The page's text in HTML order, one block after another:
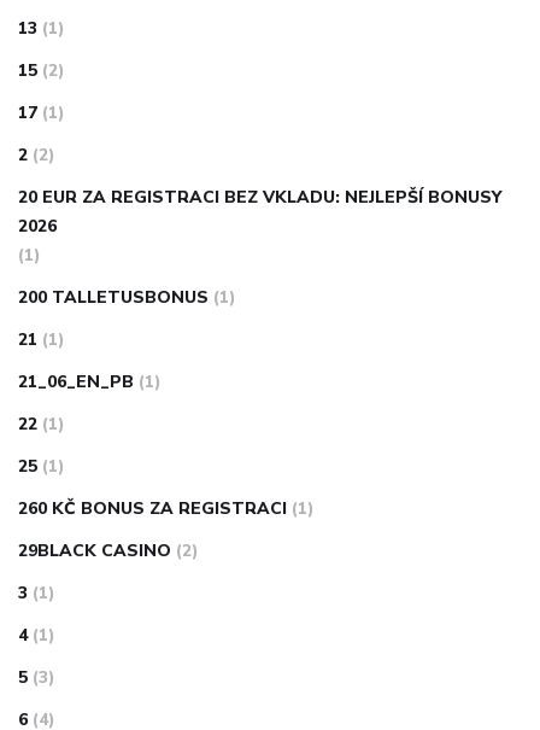
13 (1)
15 (2)
17 (1)
2 (2)
20 EUR ZA REGISTRACI BEZ VKLADU: NEJLEPŠÍ BONUSY
2026
(1)
200 TALLETUSBONUS (1)
21 (1)
21_06_EN_PB (1)
22 (1)
25 (1)
260 KČ BONUS ZA REGISTRACI (1)
29BLACK CASINO (2)
3 (1)
4 (1)
5 (3)
6 (4)